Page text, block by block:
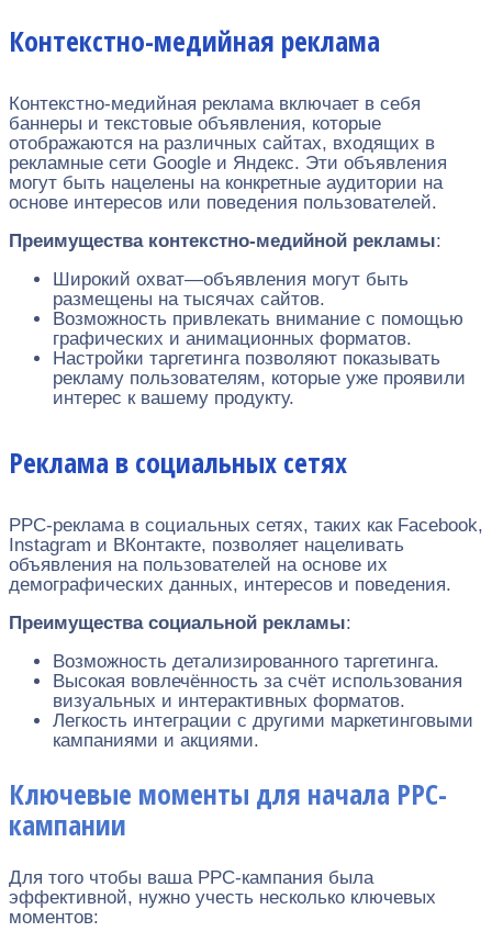
Контекстно-медийная реклама
Контекстно-медийная реклама включает в себя
баннеры и текстовые объявления, которые
отображаются на различных сайтах, входящих в
рекламные сети Google и Яндекс. Эти объявления
могут быть нацелены на конкретные аудитории на
основе интересов или поведения пользователей.
Преимущества контекстно-медийной рекламы:
Широкий охват—объявления могут быть
размещены на тысячах сайтов.
Возможность привлекать внимание с помощью
графических и анимационных форматов.
Настройки таргетинга позволяют показывать
рекламу пользователям, которые уже проявили
интерес к вашему продукту.
Реклама в социальных сетях
PPC-реклама в социальных сетях, таких как Facebook,
Instagram и ВКонтакте, позволяет нацеливать
объявления на пользователей на основе их
демографических данных, интересов и поведения.
Преимущества социальной рекламы:
Возможность детализированного таргетинга.
Высокая вовлечённость за счёт использования
визуальных и интерактивных форматов.
Легкость интеграции с другими маркетинговыми
кампаниями и акциями.
Ключевые моменты для начала PPC-
кампании
Для того чтобы ваша PPC-кампания была
эффективной, нужно учесть несколько ключевых
моментов: